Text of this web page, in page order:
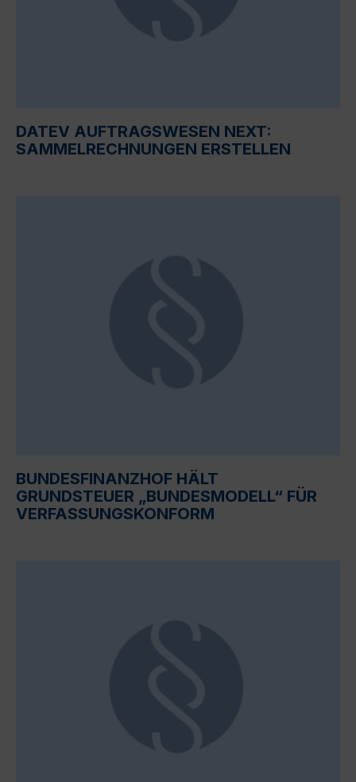
DATEV AUFTRAGSWESEN NEXT:
SAMMELRECHNUNGEN ERSTELLEN
BUNDESFINANZHOF HÄLT
GRUNDSTEUER „BUNDESMODELL“ FÜR
VERFASSUNGSKONFORM